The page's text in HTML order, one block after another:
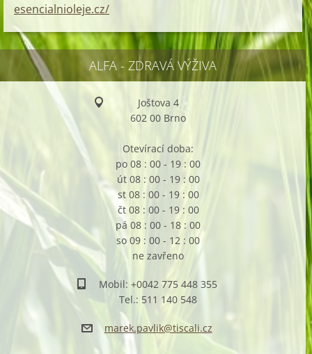
esencialnioleje.cz/
ALFA - ZDRAVÁ VÝŽIVA
Joštova 4
602 00 Brno
Otevírací doba:
po 08 : 00 - 19 : 00
út 08 : 00 - 19 : 00
st 08 : 00 - 19 : 00
čt 08 : 00 - 19 : 00
pá 08 : 00 - 18 : 00
so 09 : 00 - 12 : 00
ne zavřeno
Mobil: +0042 775 448 355
Tel.: 511 140 548
marek.pavlik@tiscali.cz